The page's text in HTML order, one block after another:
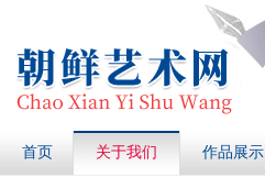
首页 关于我们 作品展示